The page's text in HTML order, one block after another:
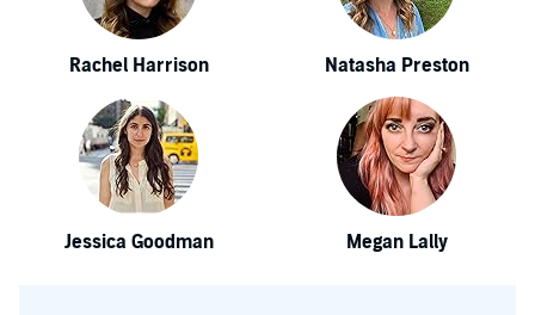
Rachel Harrison Natasha Preston
Jessica Goodman Megan Lally